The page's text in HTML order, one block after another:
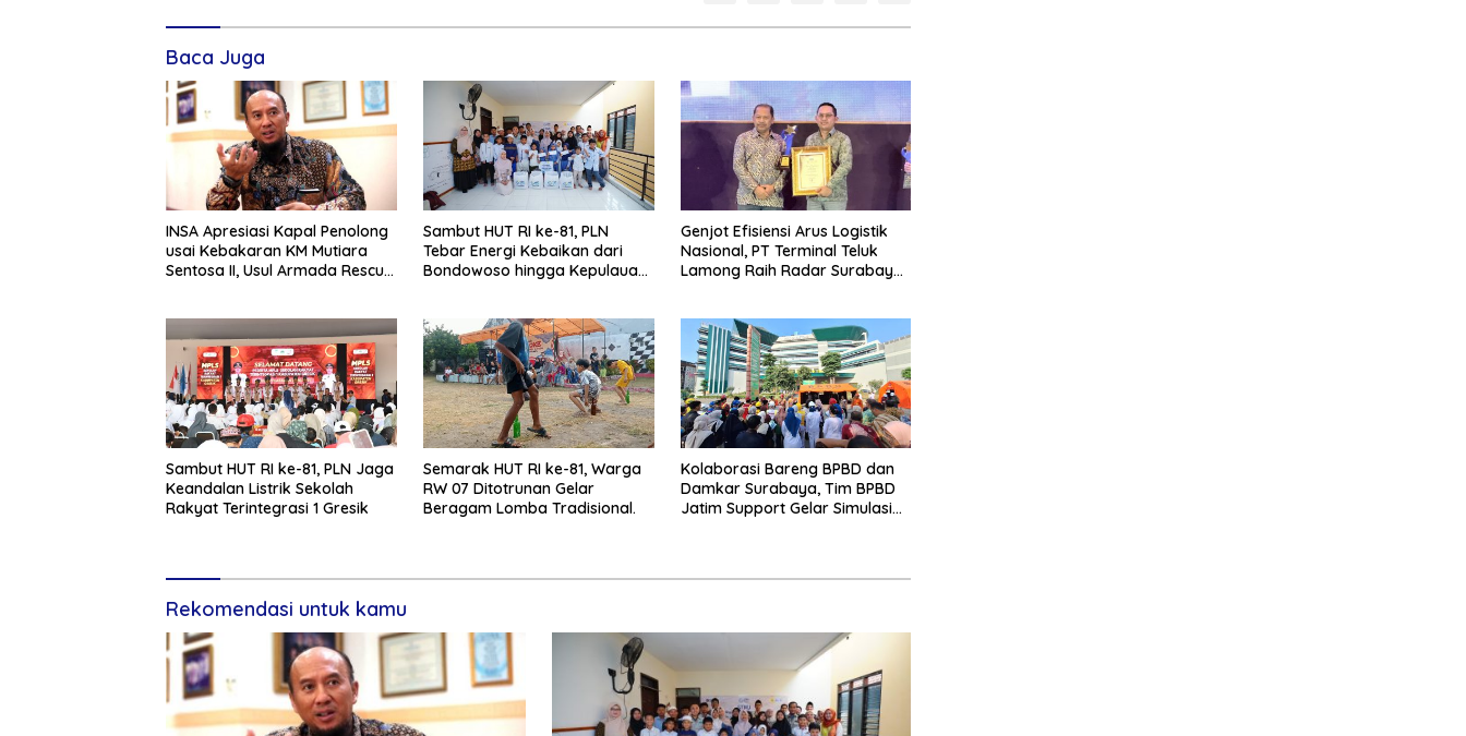
Baca Juga
INSA Apresiasi Kapal Penolong
usai Kebakaran KM Mutiara
Sentosa II, Usul Armada Rescue
Sambut HUT RI ke-81, PLN
Tebar Energi Kebaikan dari
Bondowoso hingga Kepulauan
Genjot Efisiensi Arus Logistik
Nasional, PT Terminal Teluk
Lamong Raih Radar Surabaya
Sambut HUT RI ke-81, PLN Jaga
Keandalan Listrik Sekolah
Rakyat Terintegrasi 1 Gresik
Semarak HUT RI ke-81, Warga
RW 07 Ditotrunan Gelar
Beragam Lomba Tradisional.
Kolaborasi Bareng BPBD dan
Damkar Surabaya, Tim BPBD
Jatim Support Gelar Simulasi
Rekomendasi untuk kamu